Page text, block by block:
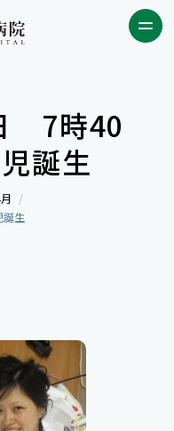
7時40
誕生
生